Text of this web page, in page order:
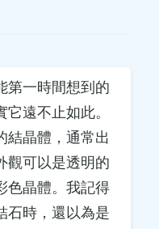
第一時間想到的
遠不止如此。
結晶體，通常出
觀可以是透明的
色晶體。我記得
石時，還以為是